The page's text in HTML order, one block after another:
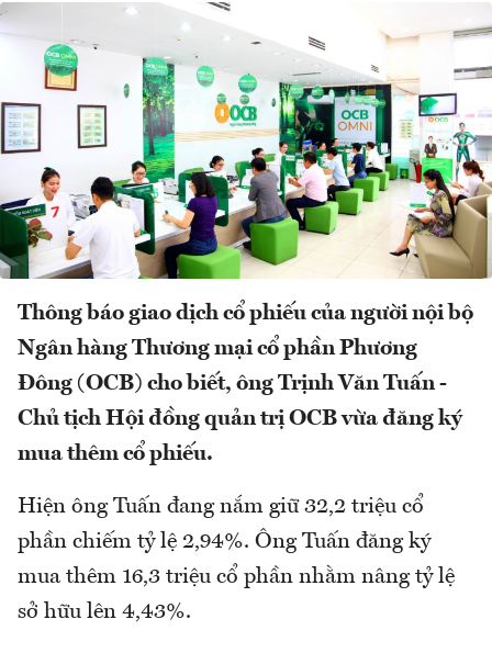
Thông báo giao dịch cổ phiếu của người nội bộ
Ngân hàng Thương mại cổ phần Phương
Đông (OCB) cho biết, ông Trịnh Văn Tuấn -
Chủ tịch Hội đồng quản trị OCB vừa đăng ký
mua thêm cổ phiếu.
Hiện ông Tuấn đang nắm giữ 32,2 triệu cổ
phần chiếm tỷ lệ 2,94%. Ông Tuấn đăng ký
mua thêm 16,3 triệu cổ phần nhằm nâng tỷ lệ
sở hữu lên 4,43%.